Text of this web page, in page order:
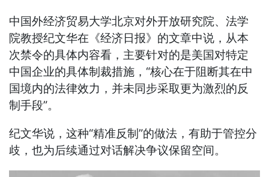
中国外经济贸易大学北京对外开放研究院、法学
院教授纪文华在《经济日报》的文章中说，从本
次禁令的具体内容看，主要针对的是美国对特定
中国企业的具体制裁措施，“核心在于阻断其在中
国境内的法律效力，并未同步采取更为激烈的反
制手段”。
纪文华说，这种“精准反制”的做法，有助于管控分
歧，也为后续通过对话解决争议保留空间。